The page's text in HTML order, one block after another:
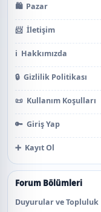
🛍️ Pazar
📨 İletişim
ℹ️ Hakkımızda
🔒 Gizlilik Politikası
📜 Kullanım Koşulları
🔑 Giriş Yap
➕ Kayıt Ol
Forum Bölümleri
Duyurular ve Topluluk